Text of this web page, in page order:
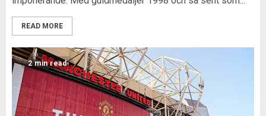
READ MORE
2 min read